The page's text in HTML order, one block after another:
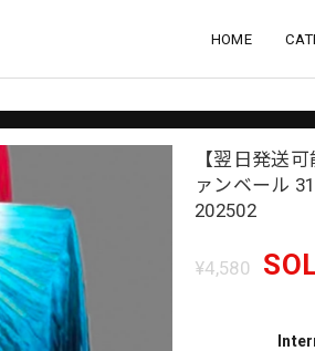
HOME
【翌日発送
ァンベール
202502
¥4,580